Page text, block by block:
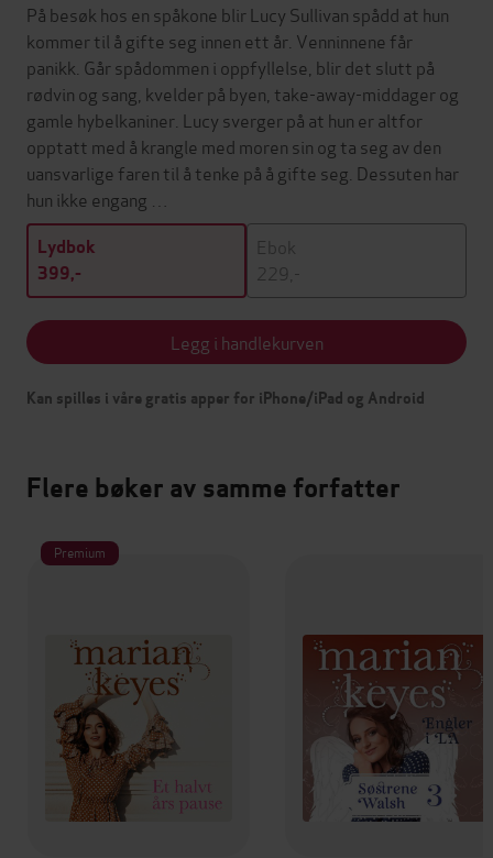
På besøk hos en spåkone blir Lucy Sullivan spådd at hun
kommer til å gifte seg innen ett år. Venninnene får
panikk. Går spådommen i oppfyllelse, blir det slutt på
rødvin og sang, kvelder på byen, take-away-middager og
gamle hybelkaniner. Lucy sverger på at hun er altfor
opptatt med å krangle med moren sin og ta seg av den
uansvarlige faren til å tenke på å gifte seg. Dessuten har
hun ikke engang …
Lydbok
399,-
Ebok
229,-
Legg i handlekurven
Kan spilles i våre gratis apper for iPhone/iPad og Android
Flere bøker av samme forfatter
Premium